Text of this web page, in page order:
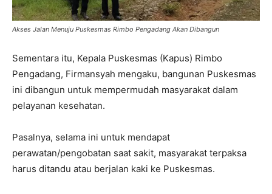
Akses Jalan Menuju Puskesmas Rimbo Pengadang Akan Dibangun
Sementara itu, Kepala Puskesmas (Kapus) Rimbo
Pengadang, Firmansyah mengaku, bangunan Puskesmas
ini dibangun untuk mempermudah masyarakat dalam
pelayanan kesehatan.
Pasalnya, selama ini untuk mendapat
perawatan/pengobatan saat sakit, masyarakat terpaksa
harus ditandu atau berjalan kaki ke Puskesmas.